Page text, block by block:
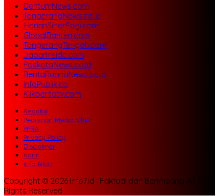
DentumNews.com
TangerangNews.co.id
HarianSinarPagi.com
GlobalBanten.com
TangerangTengah.com
JabarInside.com
PoskotaNews.co.id
BeritaBuanaNews.co.id
InfoPublik.co
Klikberitatv.com
Redaksi
Pedoman Media Siber
PPRA
Privacy Policy
Disclaimer
Karir
Info Iklan
Copyright © 2026 Info7.id | Faktual dan Berimbang All
Rights Reserved